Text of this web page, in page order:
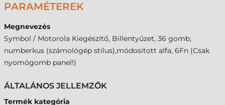
PARAMÉTEREK
Megnevezés
Symbol / Motorola Kiegészítő, Billentyűzet, 36 gomb,
numberkus (számológép stílus),módosított alfa, 6Fn (Csak
nyomógomb panel!)
ÁLTALÁNOS JELLEMZŐK
Termék kategória